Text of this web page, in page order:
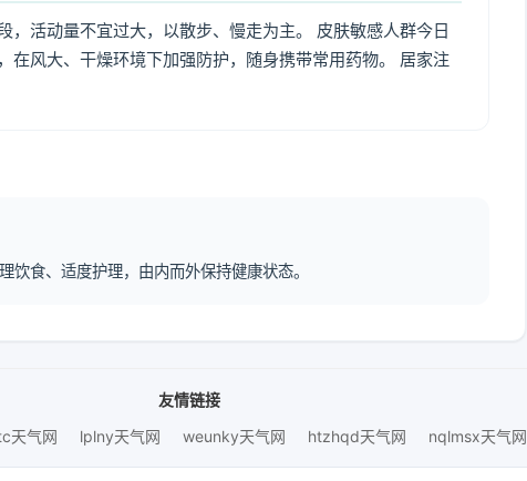
活动量不宜过大，以散步、慢走为主。 皮肤敏感人群今日
风大、干燥环境下加强防护，随身携带常用药物。 居家注
食、适度护理，由内而外保持健康状态。
友情链接
天气网 lplny天气网 weunky天气网 htzhqd天气网 nqlmsx天气网